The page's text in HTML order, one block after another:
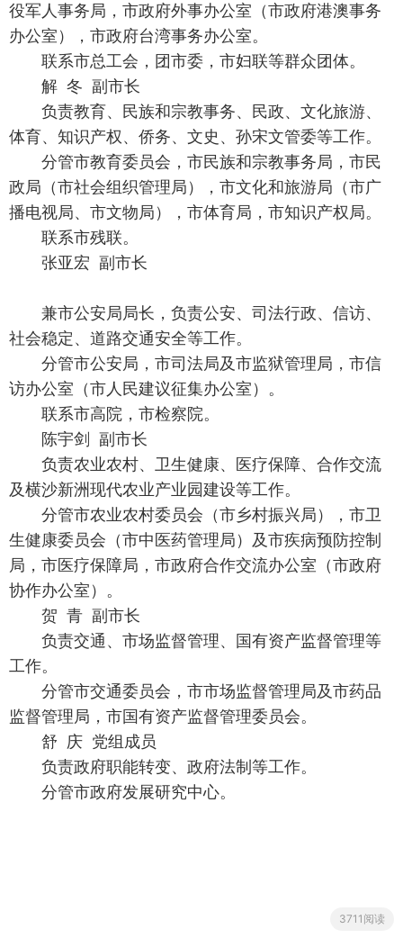
役军人事务局，市政府外事办公室（市政府港澳事务
办公室），市政府台湾事务办公室。
联系市总工会，团市委，市妇联等群众团体。
解 冬 副市长
负责教育、民族和宗教事务、民政、文化旅游、
体育、知识产权、侨务、文史、孙宋文管委等工作。
分管市教育委员会，市民族和宗教事务局，市民
政局（市社会组织管理局），市文化和旅游局（市广
播电视局、市文物局），市体育局，市知识产权局。
联系市残联。
张亚宏 副市长
兼市公安局局长，负责公安、司法行政、信访、
社会稳定、道路交通安全等工作。
分管市公安局，市司法局及市监狱管理局，市信
访办公室（市人民建议征集办公室）。
联系市高院，市检察院。
陈宇剑 副市长
负责农业农村、卫生健康、医疗保障、合作交流
及横沙新洲现代农业产业园建设等工作。
分管市农业农村委员会（市乡村振兴局），市卫
生健康委员会（市中医药管理局）及市疾病预防控制
局，市医疗保障局，市政府合作交流办公室（市政府
协作办公室）。
贺 青 副市长
负责交通、市场监督管理、国有资产监督管理等
工作。
分管市交通委员会，市市场监督管理局及市药品
监督管理局，市国有资产监督管理委员会。
舒 庆 党组成员
负责政府职能转变、政府法制等工作。
分管市政府发展研究中心。
3711阅读